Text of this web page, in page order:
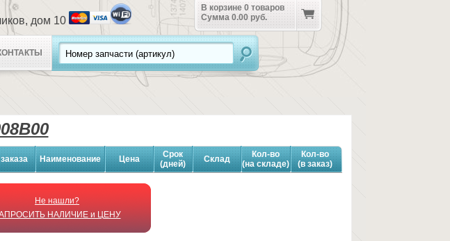
дом 10
В корзине0товаров
Сумма 0.00 руб.
Наименование Цена
Срок
(дней)
Склад
Кол-во
(на складе)
Кол-во
(в заказ)
Не нашли?
НАЛИЧИЕ и ЦЕНУ